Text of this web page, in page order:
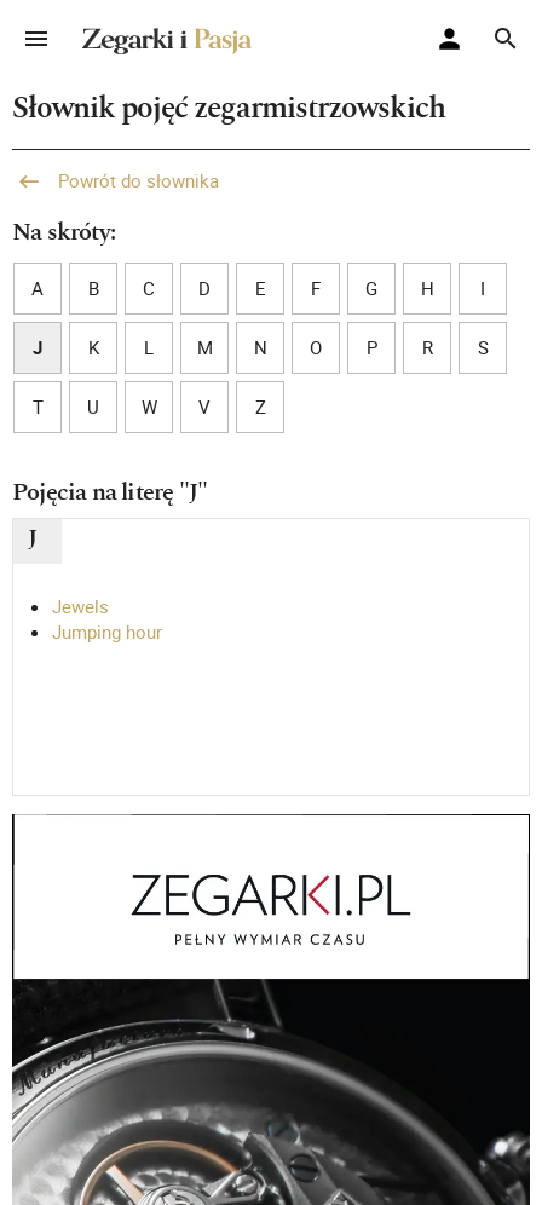
Słownik pojęć zegarmistrzowskich
Powrót do słownika
Na skróty:
A B C D E F G H I
J K L M N O P R S
T U W V Z
Pojęcia na literę "J"
J
Jewels
Jumping hour